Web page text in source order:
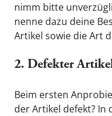
nimm bitte
nenne dazu deine
Artikel sowie die Art
2. Defekter
Beim ersten
der Artikel defekt? In